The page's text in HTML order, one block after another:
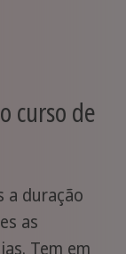
curso de
a duração
as
Tem em